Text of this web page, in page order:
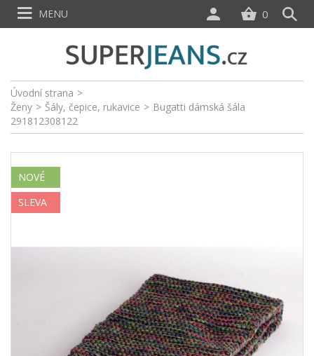
Úvodní strana >
Ženy > Šály, čepice, rukavice > Bugatti dámská šála
291812308122
NOVÉ
SLEVA
0
MENU